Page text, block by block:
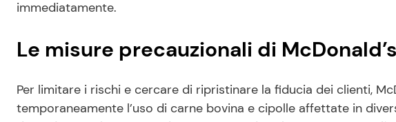
immediatamente.
Le misure precauzionali di McDonald’s
Per limitare i rischi e cercare di ripristinare la fiducia dei clienti,
temporaneamente l’uso di carne bovina e cipolle affettate in